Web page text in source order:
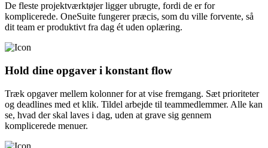
De fleste projektværktøjer ligger ubrugte, fordi de er for
komplicerede. OneSuite fungerer præcis, som du ville forvente, så
dit team er produktivt fra dag ét uden oplæring.
Hold dine opgaver i konstant flow
Træk opgaver mellem kolonner for at vise fremgang. Sæt prioriteter
og deadlines med et klik. Tildel arbejde til teammedlemmer. Alle kan
se, hvad der skal laves i dag, uden at grave sig gennem
komplicerede menuer.